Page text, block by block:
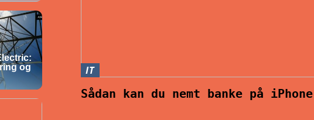
IT
Sådan kan du nemt banke på iPhone
og